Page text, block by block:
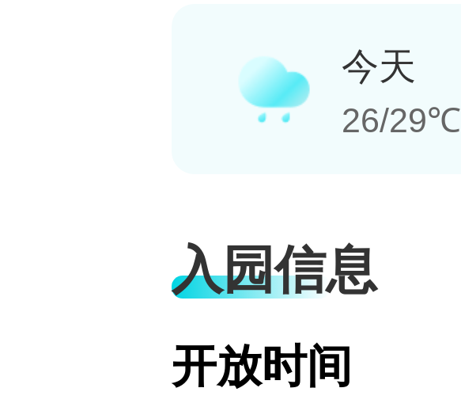
今天
26/29℃
入园信息
开放时间